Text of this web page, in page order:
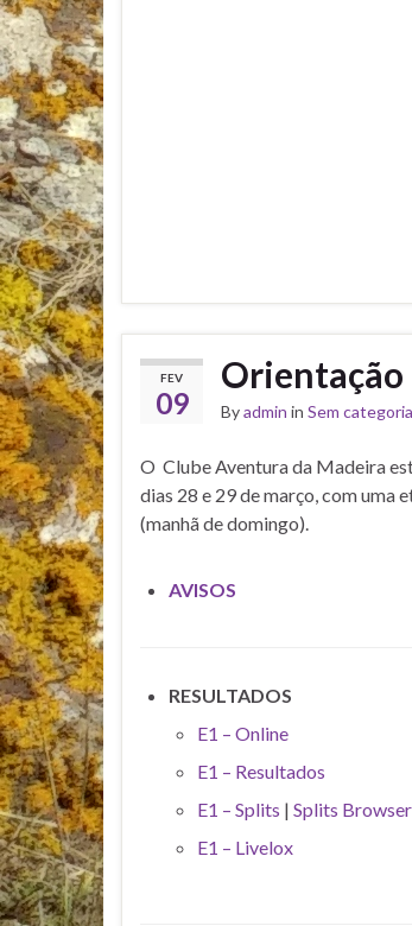
FEV
09
Orientação
Byadmin in Sem categoria
O Clube Aventura da Madeira
dias 28 e 29 de março, com uma
(manhã de domingo).
AVISOS
RESULTADOS
E1 – Online
E1 – Resultados
E1 – Splits | Splits Browser
E1 – Livelox